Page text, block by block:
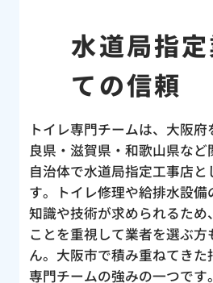
水道局指
ての信頼
トイレ専門チームは、大阪
良県・滋賀県・和歌山県な
自治体で水道局指定工事店
す。トイレ修理や給排水設
知識や技術が求められるため
ことを重視して業者を選ぶ
ん。大阪市で積み重ねてきた
専門チームの強みの一つです。